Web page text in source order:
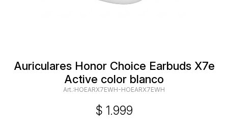
Auriculares Honor Choice Earbuds X7e
Active color blanco
HOEARX7EWH-HOEARX7EWH
$ 1.999